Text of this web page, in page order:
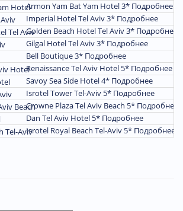
Armon Yam Bat Yam Hotel 3* Подробнее
Imperial Hotel Tel Aviv 3* Подробнее
Golden Beach Hotel Tel Aviv 3* Подробнее
Gilgal Hotel Tel Aviv 3* Подробнее
Bell Boutique 3* Подробнее
Renaissance Tel Aviv Hotel 5* Подробнее
Savoy Sea Side Hotel 4* Подробнее
Isrotel Tower Tel-Aviv 5* Подробнее
Crowne Plaza Tel Aviv Beach 5* Подробнее
Dan Tel Aviv Hotel 5* Подробнее
Isrotel Royal Beach Tel-Aviv 5* Подробнее